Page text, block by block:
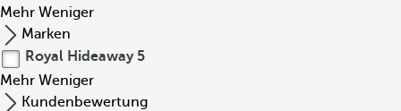
Mehr Weniger
Marken
Royal Hideaway 5
Mehr Weniger
Kundenbewertung